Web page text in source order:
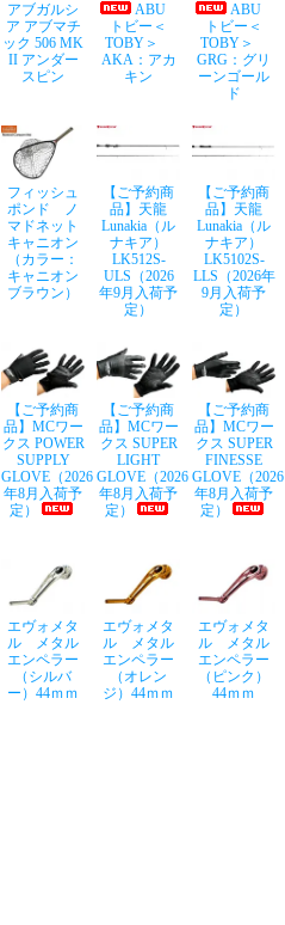
アブガルシ
ア アブマチ
ック 506 MK
II アンダー
スピン
ABU
トビー＜
TOBY＞
AKA：アカ
キン
ABU
トビー＜
TOBY＞
GRG：グリ
ーンゴール
ド
フィッシュ
ポンド ノ
マドネット
キャニオン
（カラー：
キャニオン
ブラウン）
【ご予約商
品】天龍
Lunakia（ル
ナキア）
LK512S-
ULS（2026
年9月入荷予
定）
【ご予約商
品】天龍
Lunakia（ル
ナキア）
LK5102S-
LLS（2026年
9月入荷予
定）
【ご予約商
品】MCワー
クス POWER
SUPPLY
GLOVE（2026
年8月入荷予
定）
【ご予約商
品】MCワー
クス SUPER
LIGHT
GLOVE（2026
年8月入荷予
定）
【ご予約商
品】MCワー
クス SUPER
FINESSE
GLOVE（2026
年8月入荷予
定）
エヴォメタ
ル メタル
エンペラー
（シルバ
ー）44ｍｍ
エヴォメタ
ル メタル
エンペラー
（オレン
ジ）44ｍｍ
エヴォメタ
ル メタル
エンペラー
（ピンク）
44ｍｍ